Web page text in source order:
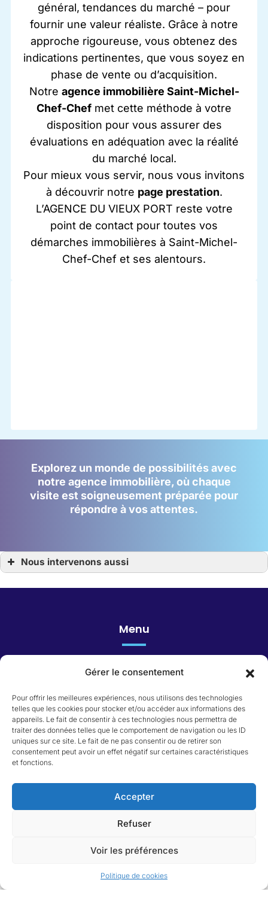
Gérer le consentement
Pour offrir les meilleures expériences, nous utilisons des technologies
telles que les cookies pour stocker et/ou accéder aux informations des
appareils. Le fait de consentir à ces technologies nous permettra de
traiter des données telles que le comportement de navigation ou les ID
uniques sur ce site. Le fait de ne pas consentir ou de retirer son
consentement peut avoir un effet négatif sur certaines caractéristiques
et fonctions.
Accepter
Refuser
Voir les préférences
Politique de cookies
général, tendances du marché – pour
fournir une valeur réaliste. Grâce à notre
approche rigoureuse, vous obtenez des
indications pertinentes, que vous soyez en
phase de vente ou d’acquisition.
Notre agence immobilière Saint-Michel-
Chef-Chef met cette méthode à votre
disposition pour vous assurer des
évaluations en adéquation avec la réalité
du marché local.
Pour mieux vous servir, nous vous invitons
à découvrir notre page prestation.
L’AGENCE DU VIEUX PORT reste votre
point de contact pour toutes vos
démarches immobilières à Saint-Michel-
Chef-Chef et ses alentours.
Explorez un monde de possibilités avec
notre agence immobilière, où chaque
visite est soigneusement préparée pour
répondre à vos attentes.
Nous intervenons aussi
Agence Immobilière les moutiers en retz
Agence Immobilière Villeneuve-en-RetzMenu
Honoraires
Catégorie du bien
Appartement
Maison
Terrain